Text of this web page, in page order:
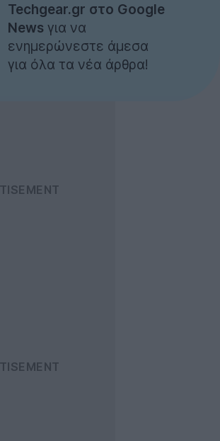
Techgear.gr στο Google
News για να
ενημερώνεστε άμεσα
για όλα τα νέα άρθρα!